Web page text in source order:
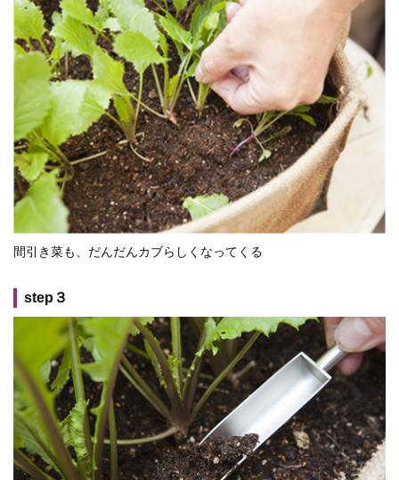
間引き菜も、だんだんカブらしくなってくる
step３